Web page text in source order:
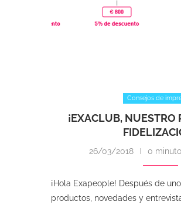
Consejos de
¡EXACLUB, NUESTRO
26/03/2018 0
¡Hola Exapeople! Después de
productos, novedades y